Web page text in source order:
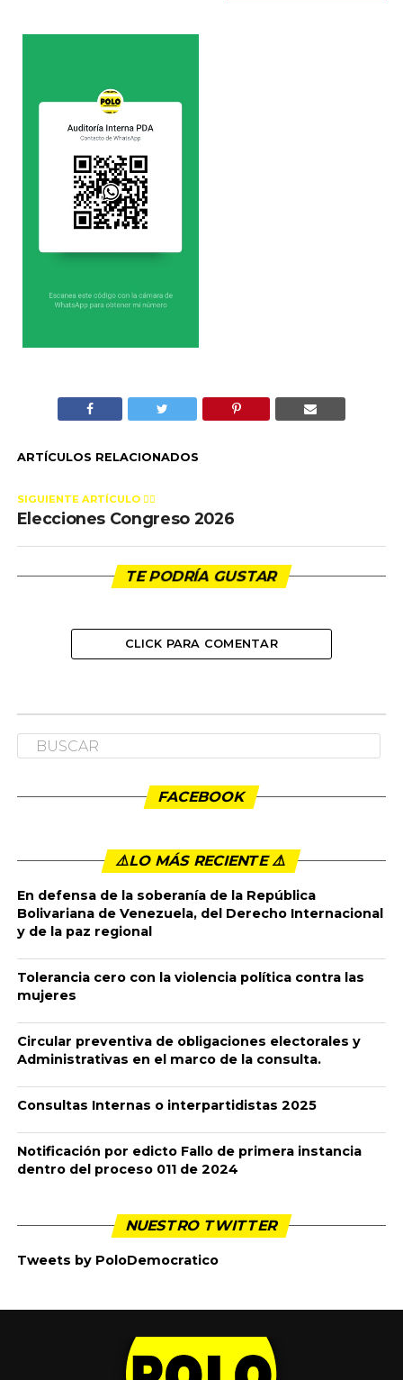
ARTÍCULOS RELACIONADOS
SIGUIENTE ARTÍCULO 👈🏻
Elecciones Congreso 2026
TE PODRÍA GUSTAR
CLICK PARA COMENTAR
NACIONAL
Elecciones Congreso 2026
RENDICIÓN DE CUENTAS ELECCIONES
CONGRESO DE LA REPÚBLICA MARZO 08 DE 2026
durante el proceso de RENDICIÓN DE CUENTAS de su campaña
a elecciones de congreso del 08 de marzo de 2026